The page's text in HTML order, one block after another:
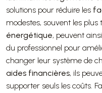
solutions pour réduire les
modestes, souvent les plus
énergétique, peuvent
du professionnel pour
changer leur système de
aides financières, ils
supporter seuls les coûts.